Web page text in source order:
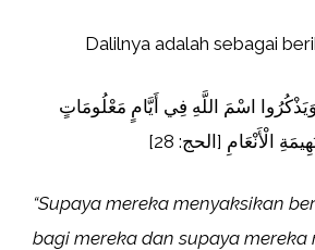
Dalilnya adalah sebagai
اسْمَ اللَّهِ فِي أَيَّامٍ مَعْلُومَاتٍ
الْأَنْعَامِ [الحج: 28]
“Supaya mereka menyaksikan
bagi mereka dan supaya mereka